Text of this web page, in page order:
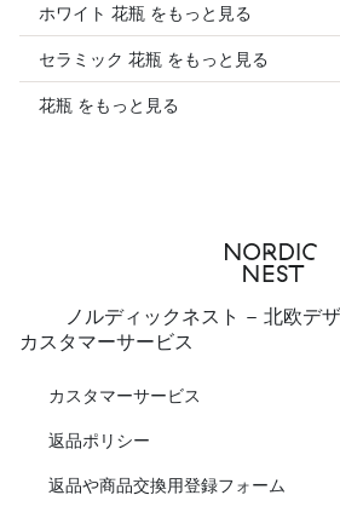
ホワイト 花瓶 をもっと見る
セラミック 花瓶 をもっと見る
花瓶 をもっと見る
ノルディックネスト - 北欧デ
カスタマーサービス
カスタマーサービス
返品ポリシー
返品や商品交換用登録フォーム